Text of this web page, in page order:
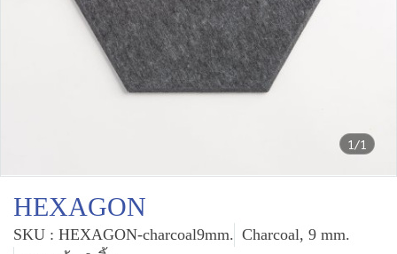
1/1
HEXAGON
SKU : HEXAGON-charcoal9mm. Charcoal, 9 mm.